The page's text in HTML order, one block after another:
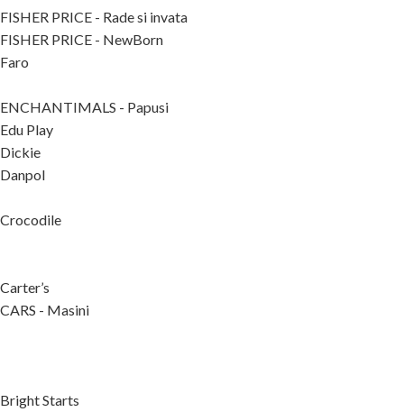
FISHER PRICE - Rade si invata
FISHER PRICE - NewBorn
Faro
ENCHANTIMALS - Papusi
Edu Play
Dickie
Danpol
Crocodile
Carter’s
CARS - Masini
Bright Starts